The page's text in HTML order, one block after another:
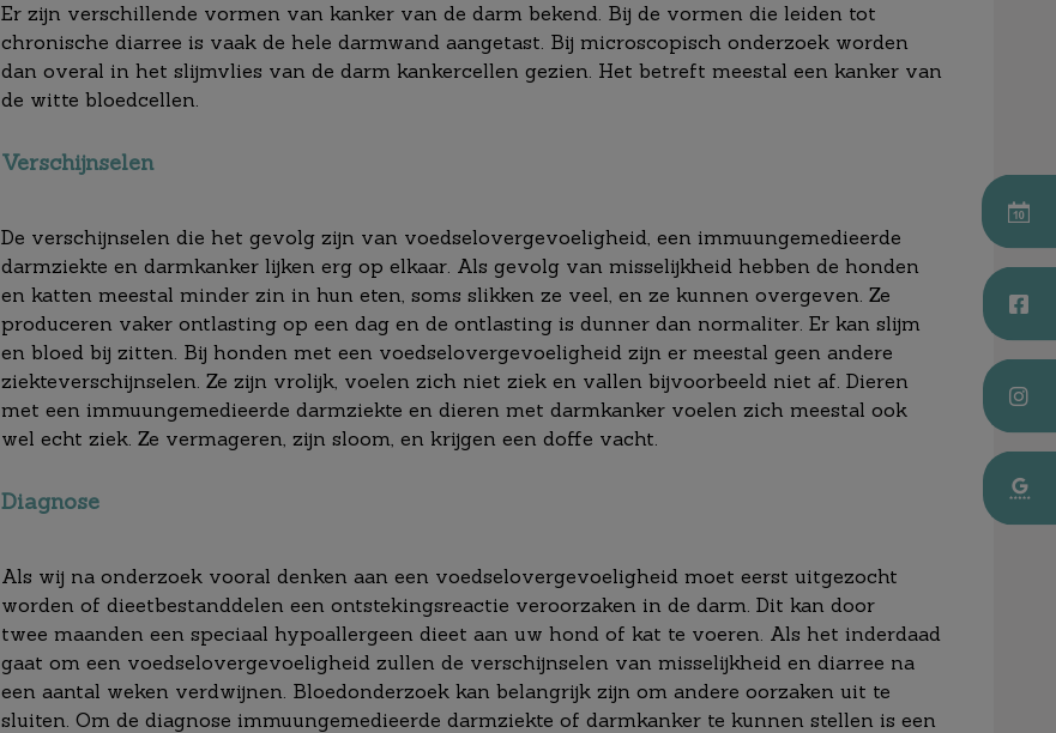
Er zijn verschillende vormen van kanker van de darm bekend. Bij de vormen die leiden tot
chronische diarree is vaak de hele darmwand aangetast. Bij microscopisch onderzoek worden
dan overal in het slijmvlies van de darm kankercellen gezien. Het betreft meestal een kanker van
de witte bloedcellen.
Verschijnselen
De verschijnselen die het gevolg zijn van voedselovergevoeligheid, een immuungemedieerde
darmziekte en darmkanker lijken erg op elkaar. Als gevolg van misselijkheid hebben de honden
en katten meestal minder zin in hun eten, soms slikken ze veel, en ze kunnen overgeven. Ze
produceren vaker ontlasting op een dag en de ontlasting is dunner dan normaliter. Er kan slijm
en bloed bij zitten. Bij honden met een voedselovergevoeligheid zijn er meestal geen andere
ziekteverschijnselen. Ze zijn vrolijk, voelen zich niet ziek en vallen bijvoorbeeld niet af. Dieren
met een immuungemedieerde darmziekte en dieren met darmkanker voelen zich meestal ook
wel echt ziek. Ze vermageren, zijn sloom, en krijgen een doffe vacht.
Diagnose
Als wij na onderzoek vooral denken aan een voedselovergevoeligheid moet eerst uitgezocht
worden of dieetbestanddelen een ontstekingsreactie veroorzaken in de darm. Dit kan door
twee maanden een speciaal hypoallergeen dieet aan uw hond of kat te voeren. Als het inderdaad
gaat om een voedselovergevoeligheid zullen de verschijnselen van misselijkheid en diarree na
een aantal weken verdwijnen. Bloedonderzoek kan belangrijk zijn om andere oorzaken uit te
sluiten. Om de diagnose immuungemedieerde darmziekte of darmkanker te kunnen stellen is een